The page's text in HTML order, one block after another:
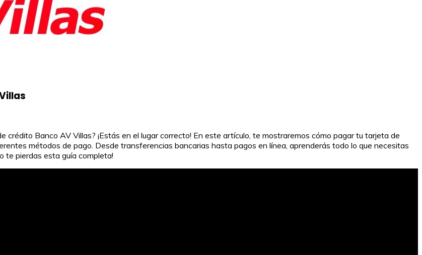
Banco AV Villas? ¡Estás en el lugar correcto! En este artículo, te mostraremos cómo pagar tu tarjeta de
métodos de pago. Desde transferencias bancarias hasta pagos en línea, aprenderás todo lo que necesitas
te pierdas esta guía completa!